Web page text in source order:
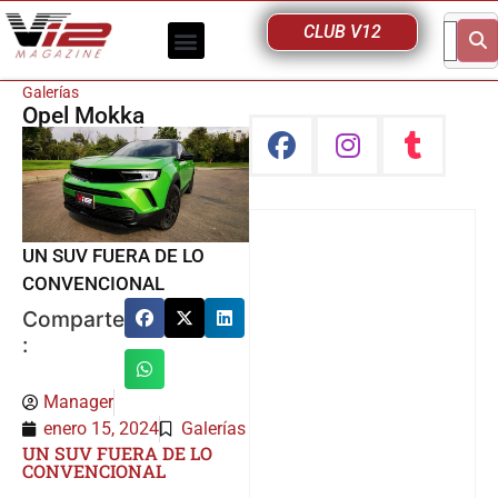
CLUB V12
Galerías
Opel Mokka
UN SUV FUERA DE LO
CONVENCIONAL
Comparte
:
Manager
enero 15, 2024
Galerías
UN SUV FUERA DE LO
CONVENCIONAL